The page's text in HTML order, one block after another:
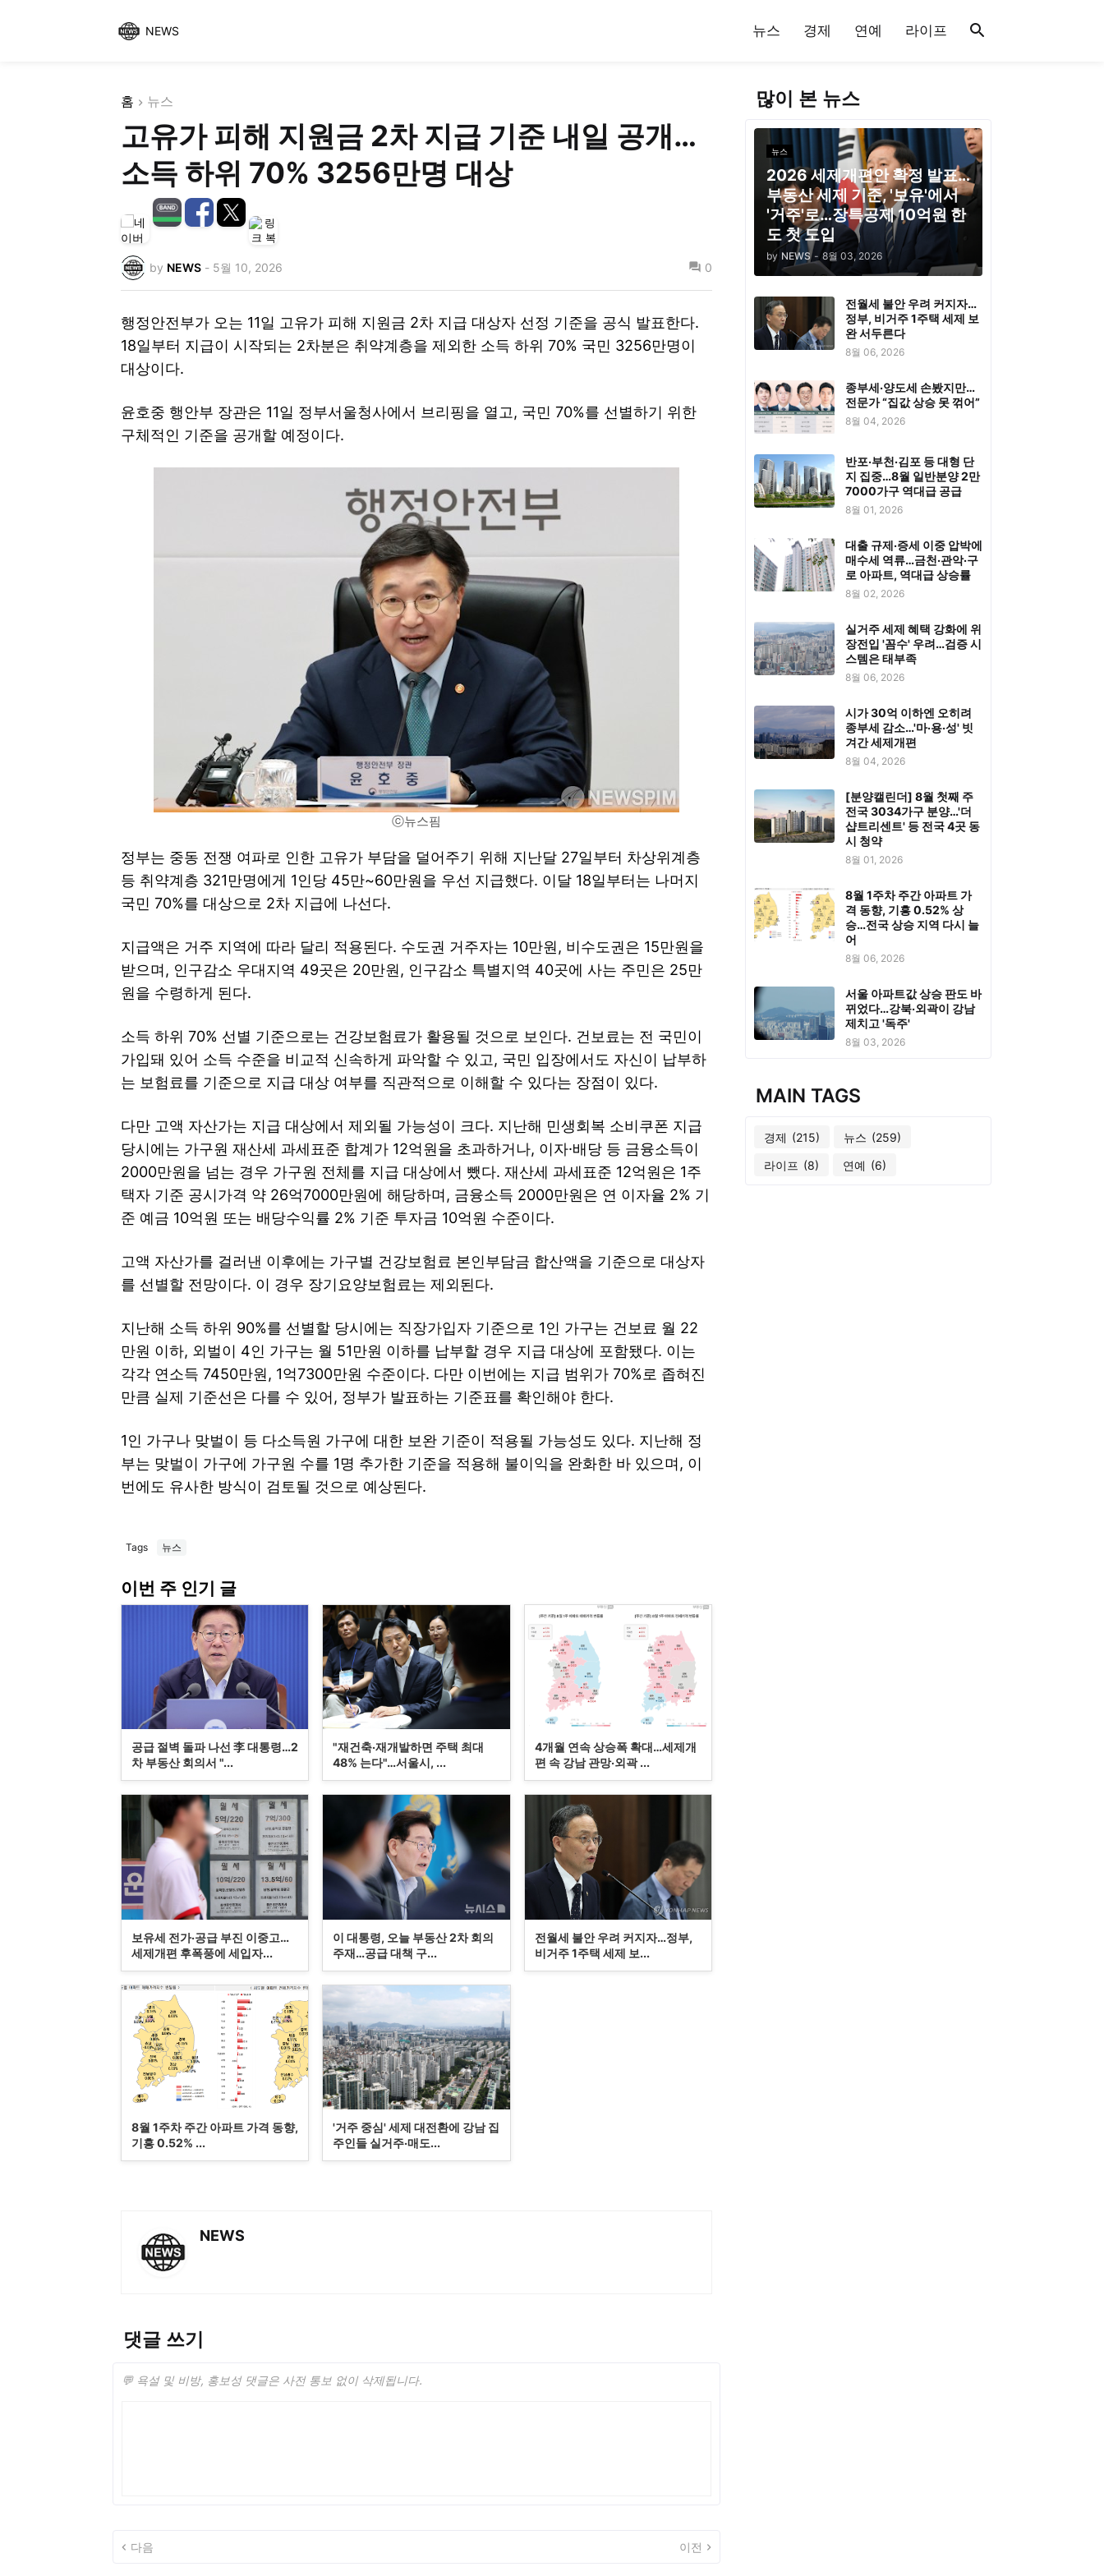
NEWS 뉴스 경제 연예 라이프
홈 뉴스
고유가 피해 지원금 2차 지급 기준 내일 공개…
소득 하위 70% 3256만명 대상
by NEWS - 5월 10, 2026 0
행정안전부가 오는 11일 고유가 피해 지원금 2차 지급 대상자 선정 기준을 공식 발표한다.
18일부터 지급이 시작되는 2차분은 취약계층을 제외한 소득 하위 70% 국민 3256만명이
대상이다.
윤호중 행안부 장관은 11일 정부서울청사에서 브리핑을 열고, 국민 70%를 선별하기 위한
구체적인 기준을 공개할 예정이다.
ⓒ뉴스핌
정부는 중동 전쟁 여파로 인한 고유가 부담을 덜어주기 위해 지난달 27일부터 차상위계층
등 취약계층 321만명에게 1인당 45만~60만원을 우선 지급했다. 이달 18일부터는 나머지
국민 70%를 대상으로 2차 지급에 나선다.
지급액은 거주 지역에 따라 달리 적용된다. 수도권 거주자는 10만원, 비수도권은 15만원을
받으며, 인구감소 우대지역 49곳은 20만원, 인구감소 특별지역 40곳에 사는 주민은 25만
원을 수령하게 된다.
소득 하위 70% 선별 기준으로는 건강보험료가 활용될 것으로 보인다. 건보료는 전 국민이
가입돼 있어 소득 수준을 비교적 신속하게 파악할 수 있고, 국민 입장에서도 자신이 납부하
는 보험료를 기준으로 지급 대상 여부를 직관적으로 이해할 수 있다는 장점이 있다.
다만 고액 자산가는 지급 대상에서 제외될 가능성이 크다. 지난해 민생회복 소비쿠폰 지급
당시에는 가구원 재산세 과세표준 합계가 12억원을 초과하거나, 이자·배당 등 금융소득이
2000만원을 넘는 경우 가구원 전체를 지급 대상에서 뺐다. 재산세 과세표준 12억원은 1주
택자 기준 공시가격 약 26억7000만원에 해당하며, 금융소득 2000만원은 연 이자율 2% 기
준 예금 10억원 또는 배당수익률 2% 기준 투자금 10억원 수준이다.
고액 자산가를 걸러낸 이후에는 가구별 건강보험료 본인부담금 합산액을 기준으로 대상자
를 선별할 전망이다. 이 경우 장기요양보험료는 제외된다.
지난해 소득 하위 90%를 선별할 당시에는 직장가입자 기준으로 1인 가구는 건보료 월 22
만원 이하, 외벌이 4인 가구는 월 51만원 이하를 납부할 경우 지급 대상에 포함됐다. 이는
각각 연소득 7450만원, 1억7300만원 수준이다. 다만 이번에는 지급 범위가 70%로 좁혀진
만큼 실제 기준선은 다를 수 있어, 정부가 발표하는 기준표를 확인해야 한다.
1인 가구나 맞벌이 등 다소득원 가구에 대한 보완 기준이 적용될 가능성도 있다. 지난해 정
부는 맞벌이 가구에 가구원 수를 1명 추가한 기준을 적용해 불이익을 완화한 바 있으며, 이
번에도 유사한 방식이 검토될 것으로 예상된다.
Tags 뉴스
이번 주 인기 글
공급 절벽 돌파 나선 李 대통령…2
차 부동산 회의서 "...
"재건축·재개발하면 주택 최대
48% 는다"…서울시, ...
4개월 연속 상승폭 확대…세제개
편 속 강남 관망·외곽 ...
보유세 전가·공급 부진 이중고…
세제개편 후폭풍에 세입자...
이 대통령, 오늘 부동산 2차 회의
주재…공급 대책 구...
전월세 불안 우려 커지자…정부,
비거주 1주택 세제 보...
8월 1주차 주간 아파트 가격 동향,
기흥 0.52% ...
'거주 중심' 세제 대전환에 강남 집
주인들 실거주·매도...
NEWS
댓글 쓰기
💬 욕설 및 비방, 홍보성 댓글은 사전 통보 없이 삭제됩니다.
다음 이전
많이 본 뉴스
뉴스
2026 세제개편안 확정 발표…
부동산 세제 기준, '보유'에서
'거주'로…장특공제 10억원 한
도 첫 도입
by NEWS - 8월 03, 2026
전월세 불안 우려 커지자…
정부, 비거주 1주택 세제 보
완 서두른다
8월 06, 2026
종부세·양도세 손봤지만…
전문가 “집값 상승 못 꺾어”
8월 04, 2026
반포·부천·김포 등 대형 단
지 집중…8월 일반분양 2만
7000가구 역대급 공급
8월 01, 2026
대출 규제·증세 이중 압박에
매수세 역류…금천·관악·구
로 아파트, 역대급 상승률
8월 02, 2026
실거주 세제 혜택 강화에 위
장전입 '꼼수' 우려…검증 시
스템은 태부족
8월 06, 2026
시가 30억 이하엔 오히려
종부세 감소…'마·용·성' 빗
겨간 세제개편
8월 04, 2026
[분양캘린더] 8월 첫째 주
전국 3034가구 분양…'더
샵트리센트' 등 전국 4곳 동
시 청약
8월 01, 2026
8월 1주차 주간 아파트 가
격 동향, 기흥 0.52% 상
승…전국 상승 지역 다시 늘
어
8월 06, 2026
서울 아파트값 상승 판도 바
뀌었다…강북·외곽이 강남
제치고 '독주'
8월 03, 2026
MAIN TAGS
경제 (215) 뉴스 (259)
라이프 (8) 연예 (6)